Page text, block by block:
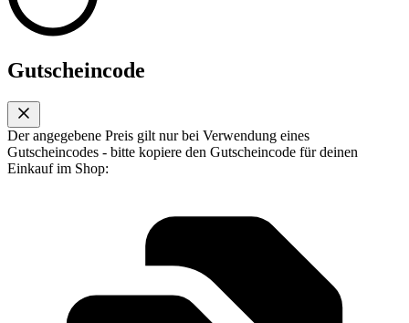
Gutscheincode
Der angegebene Preis gilt nur bei Verwendung eines
Gutscheincodes - bitte kopiere den Gutscheincode für deinen
Einkauf im Shop: